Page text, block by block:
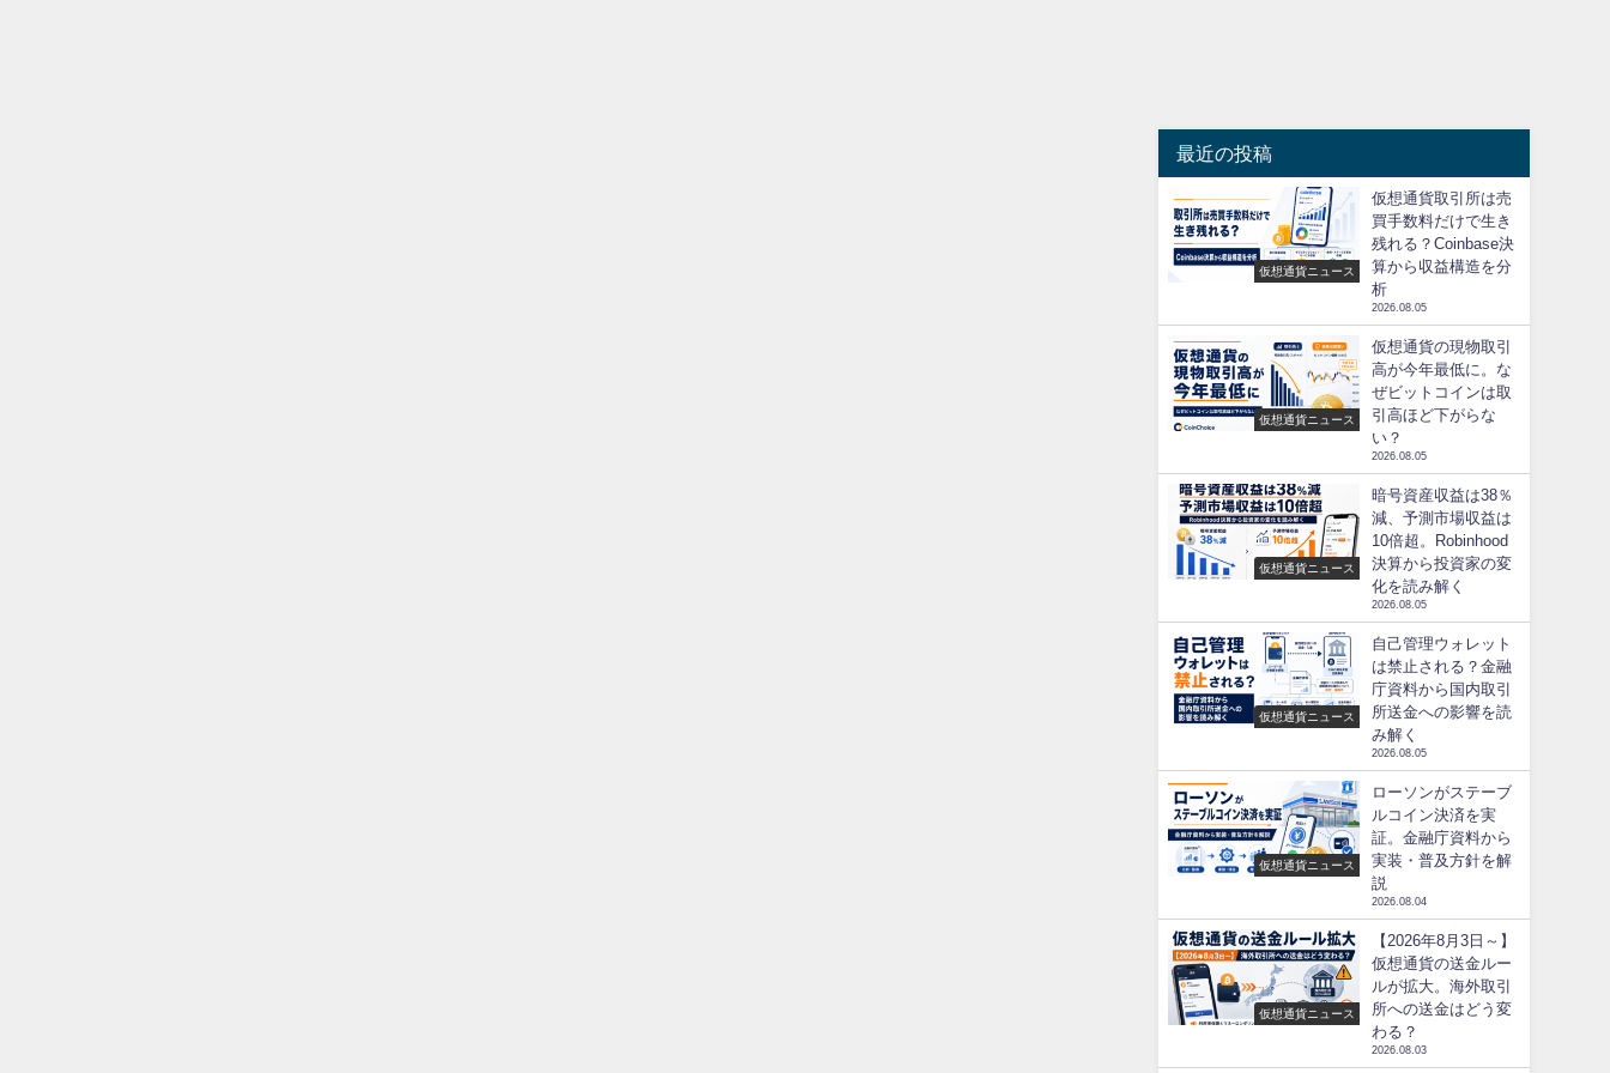
最近の投稿
仮想通貨ニュース
仮想通貨取引所は売
買手数料だけで生き
残れる？Coinbase決
算から収益構造を分
析
2026.08.05
仮想通貨ニュース
仮想通貨の現物取引
高が今年最低に。な
ぜビットコインは取
引高ほど下がらな
い？
2026.08.05
仮想通貨ニュース
暗号資産収益は38％
減、予測市場収益は
10倍超。Robinhood
決算から投資家の変
化を読み解く
2026.08.05
仮想通貨ニュース
自己管理ウォレット
は禁止される？金融
庁資料から国内取引
所送金への影響を読
み解く
2026.08.05
仮想通貨ニュース
ローソンがステーブ
ルコイン決済を実
証。金融庁資料から
実装・普及方針を解
説
2026.08.04
仮想通貨ニュース
【2026年8月3日～】
仮想通貨の送金ルー
ルが拡大。海外取引
所への送金はどう変
わる？
2026.08.03